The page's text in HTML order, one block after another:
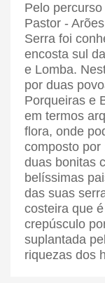
Pelo
Pastor -
Serra foi
encosta sul
e Lomba.
por duas
Porqueiras e
em termos
flora, onde
composto por
duas bonitas
belíssimas
das suas
costeira que
crepúsculo
suplantada
riquezas dos